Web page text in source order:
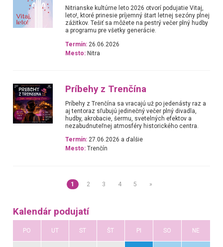
Nitrianske kultúrne leto 2026 otvorí podujatie Vitaj,
leto!, ktoré prinesie príjemný štart letnej sezóny plnej
zážitkov. Tešiť sa môžete na pestrý večer plný hudby
a programu pre všetky generácie.
Termín: 26.06.2026
Mesto: Nitra
Príbehy z Trenčína
Príbehy z Trenčína sa vracajú už po jedenásty raz a
aj tentoraz sľubujú jedinečný večer plný divadla,
hudby, akrobacie, šermu, svetelných efektov a
nezabudnuteľnej atmosféry historického centra.
Termín: 27.06.2026 a ďalšie
Mesto: Trenčín
1 2 3 4 5 »
Kalendár podujatí
PO UT ST ŠT PI SO NE